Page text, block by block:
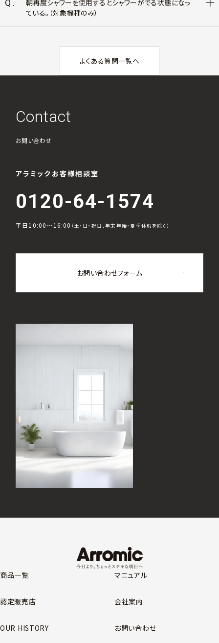
Q.
朝再度シャワーを使用するとシャワーがでる状態になっ
ている。（対象機種のみ）
よくある質問一覧へ
Contact
お問い合わせ
アラミックお客様相談室
0120-64-1574
平日10:00～16:00 （土・日・祝日、年末年始・夏季休暇を除く）
お問い合わせフォーム
商品一覧 マニュアル
認定販売店 会社案内
OUR HISTORY お問い合わせ